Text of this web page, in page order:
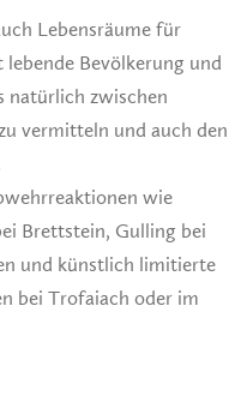
Lebensräume für
Bevölkerung und
natürlich zwischen
vermitteln und auch den
wie
Brettstein, Gulling bei
und künstlich limitierte
bei Trofaiach oder im